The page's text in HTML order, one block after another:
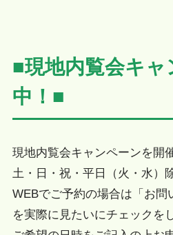
■現地内覧会キ
中！■
現地内覧会キャンペーンを開
土・日・祝・平日（火・水）
WEBでご予約の場合は「お問
を実際に見たいにチェックを